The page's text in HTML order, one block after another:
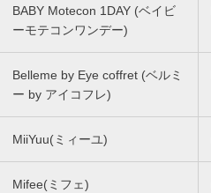
BABY Motecon 1DAY (ベイビ
ーモテコンワンデー)
Belleme by Eye coffret (ベルミ
ー by アイコフレ)
MiiYuu(ミィーユ)
Mifee(ミフェ)